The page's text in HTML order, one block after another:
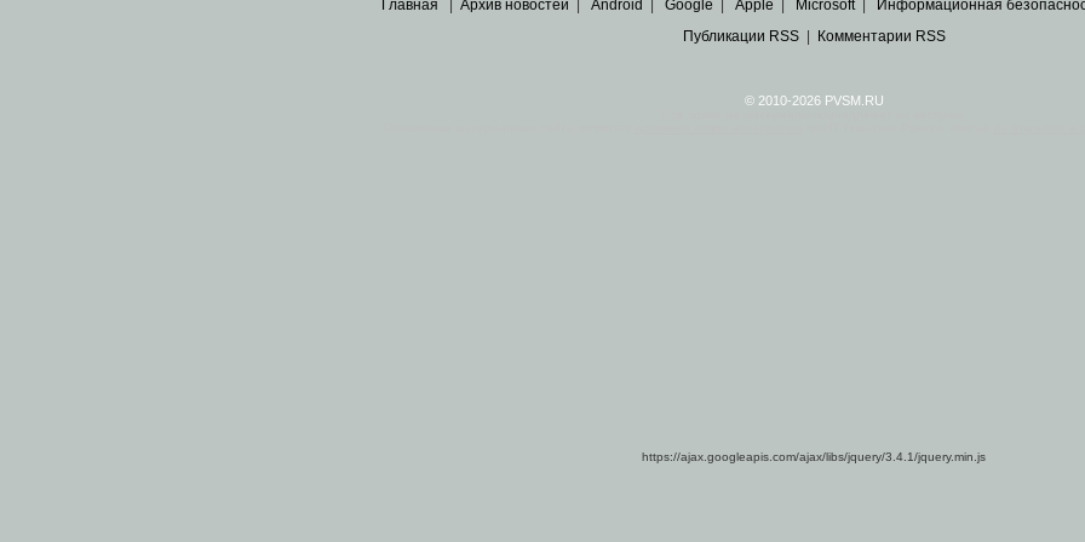
Главная Архив новостей Android Google Apple Microsoft| Информационная
Публикации RSS| Комментарии RSS
© 2010-2026 PVSM.RU
https://ajax.googleapis.com/ajax/libs/jquery/3.4.1/jquery.min.js